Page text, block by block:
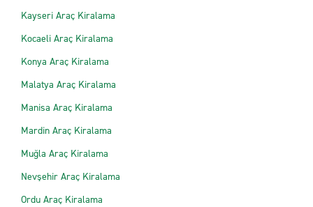
Kayseri Araç Kiralama
Kocaeli Araç Kiralama
Konya Araç Kiralama
Malatya Araç Kiralama
Manisa Araç Kiralama
Mardin Araç Kiralama
Muğla Araç Kiralama
Nevşehir Araç Kiralama
Ordu Araç Kiralama